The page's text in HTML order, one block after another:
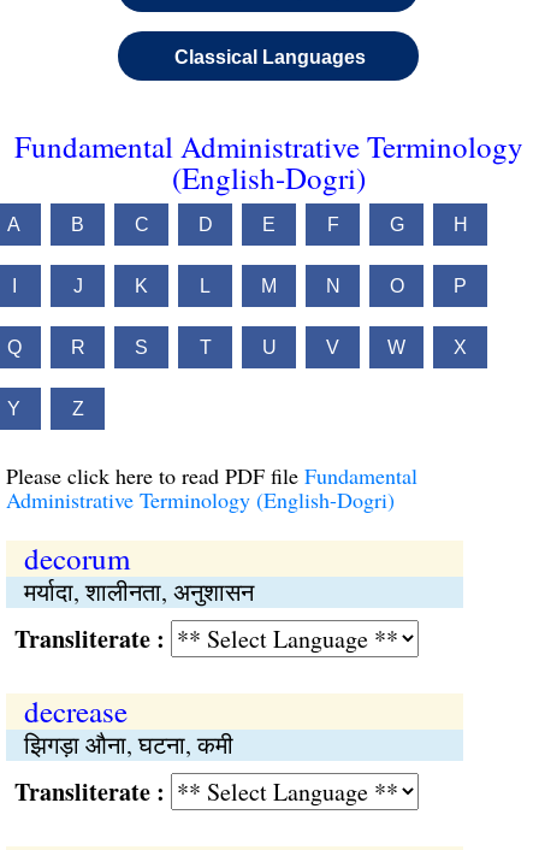
Classical Languages
Fundamental Administrative Terminology
(English-Dogri)
A B C D E F G H
J K L M N O P
Q R S T U V W X
Y Z
Please click here to read PDF file Fundamental
Administrative Terminology (English-Dogri)
decorum
मर्यादा, शालीनता, अनुशासन
:
decrease
झिगड़ा औना, घटना, कमी
: